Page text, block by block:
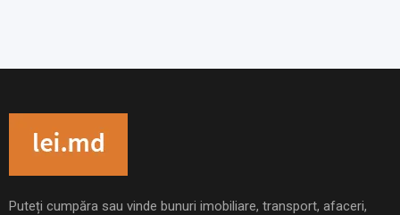
Puteți cumpăra sau vinde bunuri imobiliare, transport, afaceri,